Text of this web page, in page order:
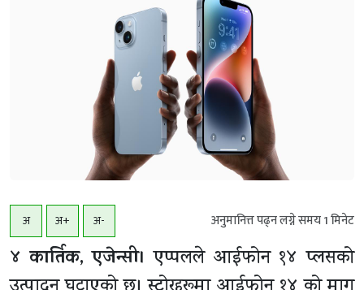
अ अ+ अ- अनुमानित्त पढ्न लग्ने समय1मिनेट
४ कार्तिक, एजेन्सी। एप्पलले आईफोन १४ प्लसको